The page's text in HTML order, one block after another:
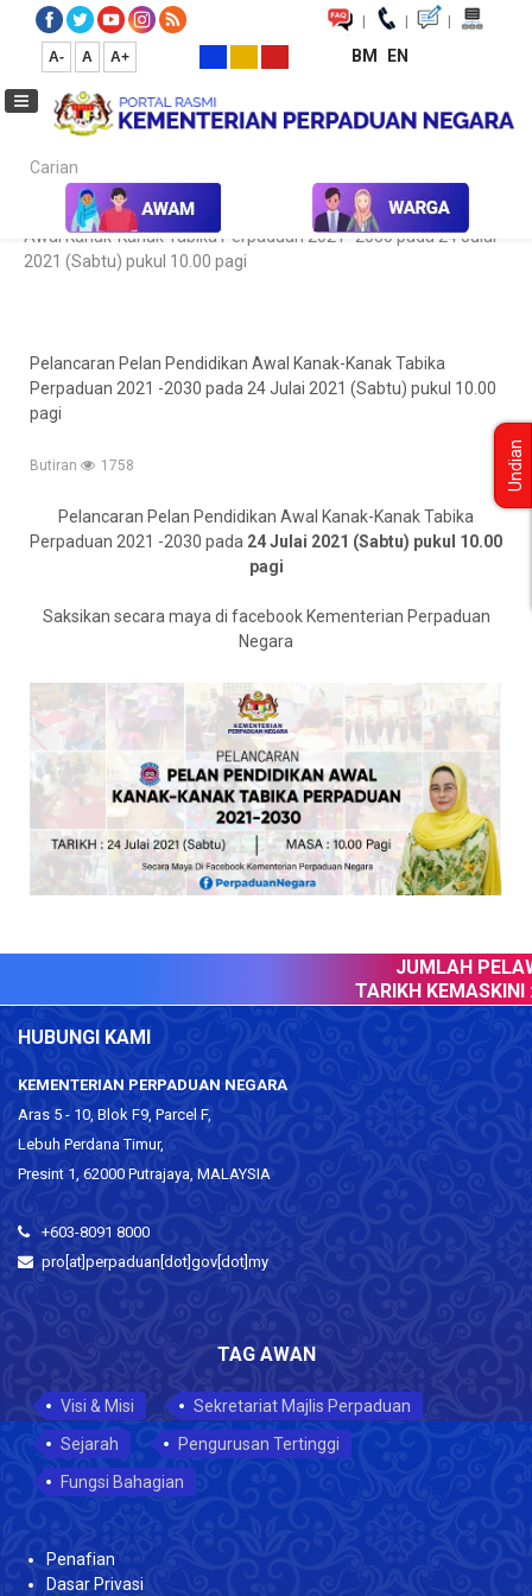
| | |
A- A A+ BM EN
Carian...
Laman Utama Pengumuman
Pelancaran Pelan Pendidikan
Awal Kanak-Kanak Tabika Perpaduan 2021 -2030 pada 24 Julai
2021 (Sabtu) pukul 10.00 pagi
Pelancaran Pelan Pendidikan Awal Kanak-Kanak Tabika
Perpaduan 2021 -2030 pada 24 Julai 2021 (Sabtu) pukul 10.00
pagi
Butiran 1758
Pelancaran Pelan Pendidikan Awal Kanak-Kanak Tabika
Perpaduan 2021 -2030 pada 24 Julai 2021 (Sabtu) pukul 10.00
pagi
Saksikan secara maya di facebook Kementerian Perpaduan
Negara
JUMLAH
TARIKH KEMASKINI :
HUBUNGI KAMI
KEMENTERIAN PERPADUAN NEGARA
Aras 5 - 10, Blok F9, Parcel F,
Lebuh Perdana Timur,
Presint 1, 62000 Putrajaya, MALAYSIA
+603-8091 8000
pro[at]perpaduan[dot]gov[dot]my
TAG AWAN
Visi & Misi
Sekretariat Majlis Perpaduan
Sejarah
Pengurusan Tertinggi
Fungsi Bahagian
Penafian
Dasar Privasi
Undian